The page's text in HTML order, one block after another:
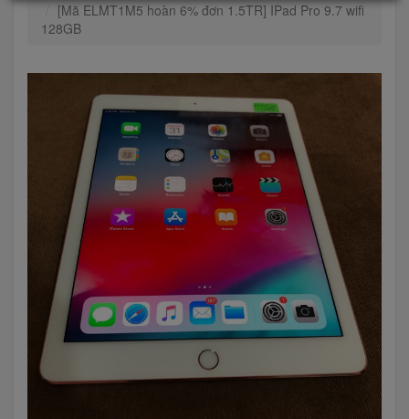
[Mã ELMT1M5 hoàn 6% đơn 1.5TR] IPad Pro 9.7 wifi
128GB